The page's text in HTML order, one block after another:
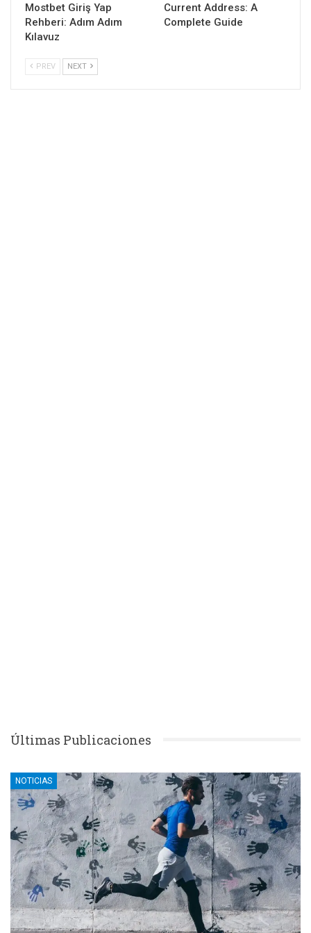
Mostbet Giriş Yap
Rehberi: Adım Adım
Kılavuz
Current Address: A
Complete Guide
PREV NEXT
Últimas Publicaciones
NOTICIAS